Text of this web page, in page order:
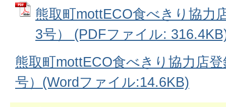
熊取町mottECO食べきり協力
3号） (PDFファイル:
熊取町mottECO食べきり協力店
号）(Wordファイル:14.6KB)